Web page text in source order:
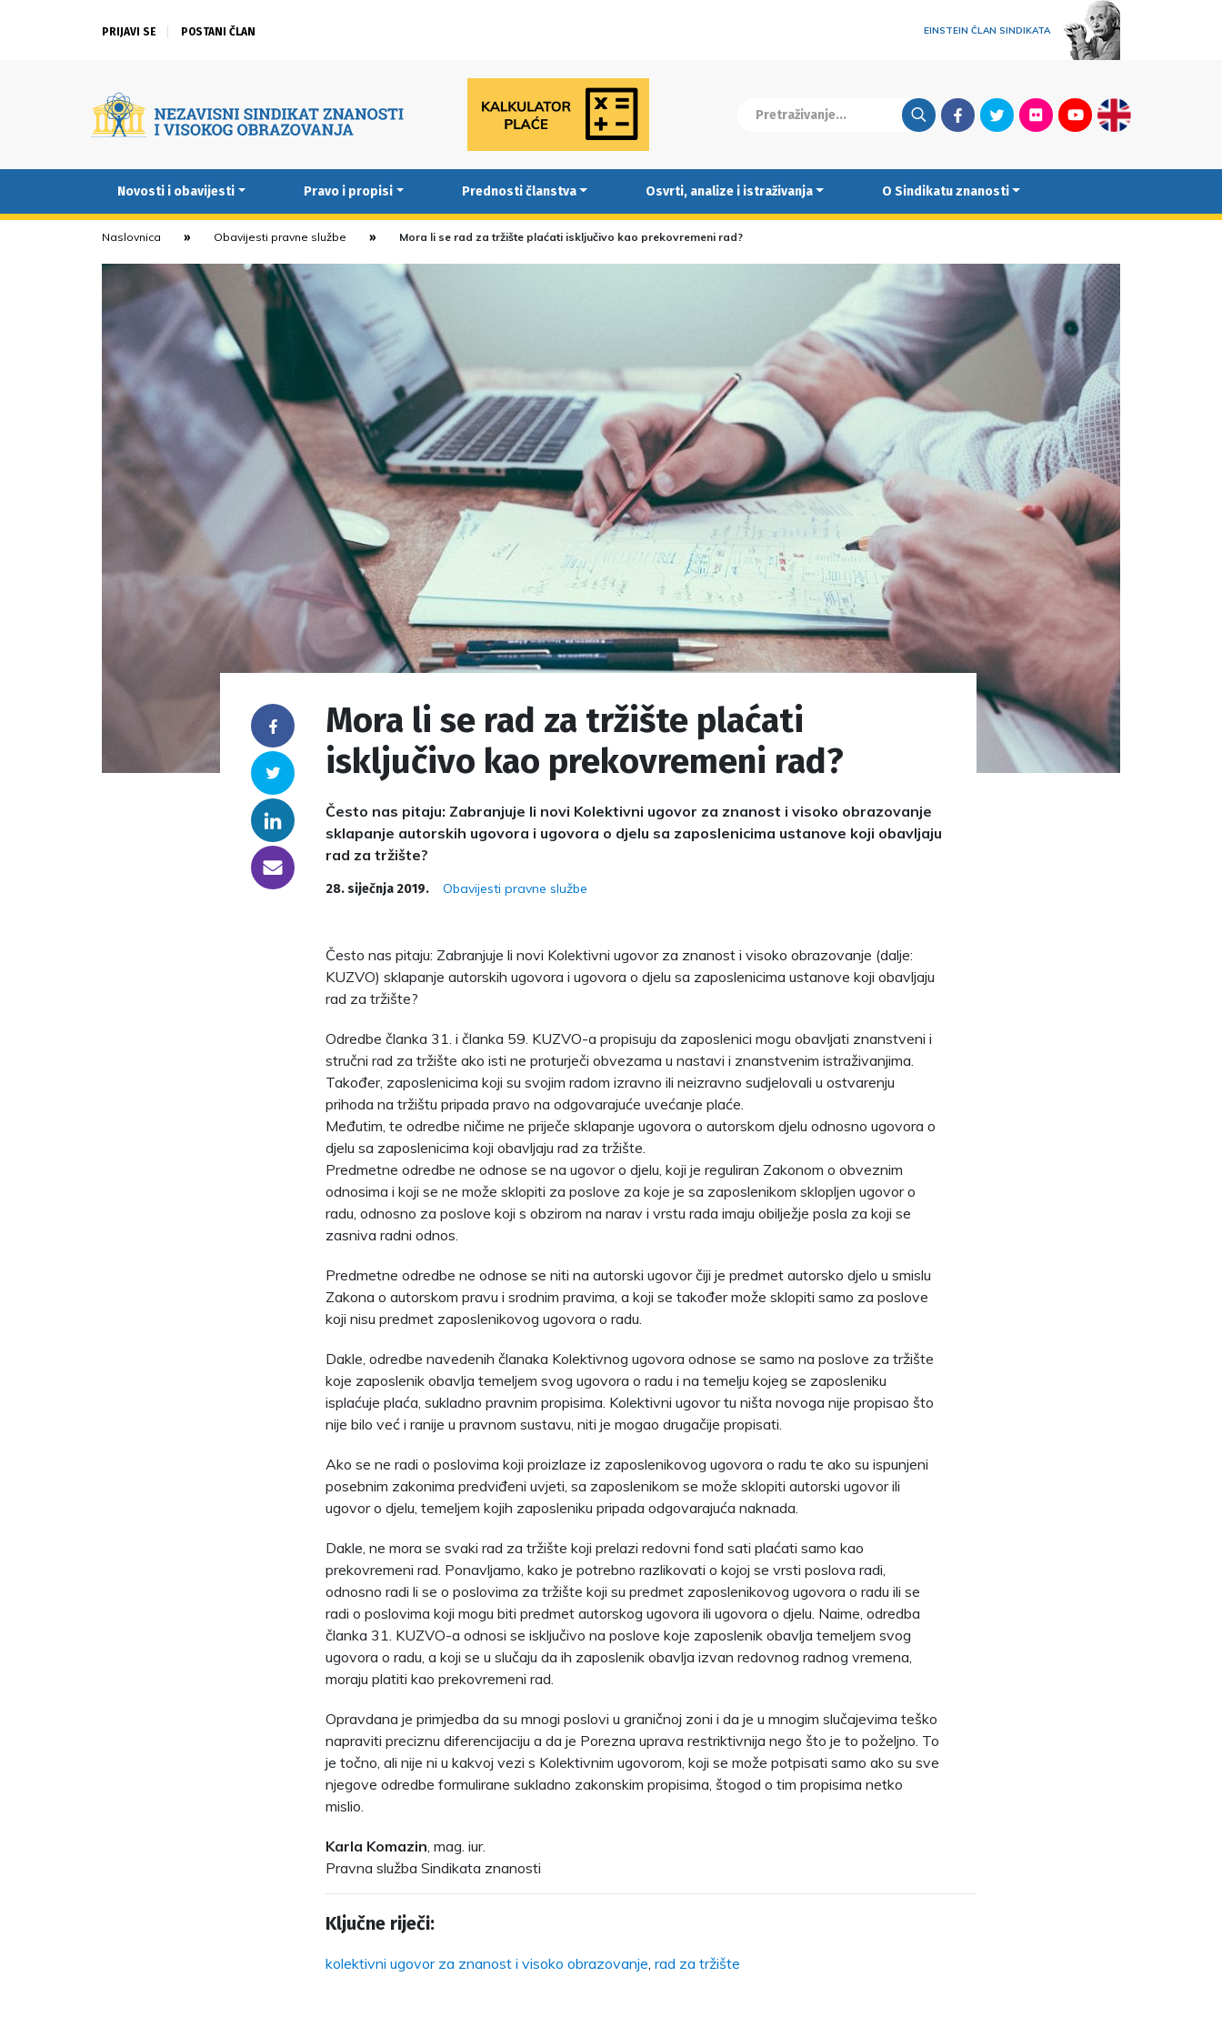
PRIJAVI SE POSTANI ČLAN EINSTEIN ČLAN SINDIKATA
FacebookTwitterFlickrYoutubeEnglish
Novosti i obavijesti Pravo i propisi Prednosti članstva Osvrti, analize i istraživanja O Sindikatu znanosti
Naslovnica Obavijesti pravne službe Mora li se rad za tržište plaćati isključivo kao prekovremeni rad?
Facebook
Twitter
Linkedin
someone@yoursite.com
Mora li se rad za tržište plaćati
isključivo kao prekovremeni rad?
Često nas pitaju: Zabranjuje li novi Kolektivni ugovor za znanost i visoko obrazovanje
sklapanje autorskih ugovora i ugovora o djelu sa zaposlenicima ustanove koji obavljaju
rad za tržište?
28. siječnja 2019. Obavijesti pravne službe
Često nas pitaju: Zabranjuje li novi Kolektivni ugovor za znanost i visoko obrazovanje (dalje:
KUZVO) sklapanje autorskih ugovora i ugovora o djelu sa zaposlenicima ustanove koji obavljaju
rad za tržište?
Odredbe članka 31. i članka 59. KUZVO-a propisuju da zaposlenici mogu obavljati znanstveni i
stručni rad za tržište ako isti ne proturječi obvezama u nastavi i znanstvenim istraživanjima.
Također, zaposlenicima koji su svojim radom izravno ili neizravno sudjelovali u ostvarenju
prihoda na tržištu pripada pravo na odgovarajuće uvećanje plaće.
Međutim, te odredbe ničime ne priječe sklapanje ugovora o autorskom djelu odnosno ugovora o
djelu sa zaposlenicima koji obavljaju rad za tržište.
Predmetne odredbe ne odnose se na ugovor o djelu, koji je reguliran Zakonom o obveznim
odnosima i koji se ne može sklopiti za poslove za koje je sa zaposlenikom sklopljen ugovor o
radu, odnosno za poslove koji s obzirom na narav i vrstu rada imaju obilježje posla za koji se
zasniva radni odnos.
Predmetne odredbe ne odnose se niti na autorski ugovor čiji je predmet autorsko djelo u smislu
Zakona o autorskom pravu i srodnim pravima, a koji se također može sklopiti samo za poslove
koji nisu predmet zaposlenikovog ugovora o radu.
Dakle, odredbe navedenih članaka Kolektivnog ugovora odnose se samo na poslove za tržište
koje zaposlenik obavlja temeljem svog ugovora o radu i na temelju kojeg se zaposleniku
isplaćuje plaća, sukladno pravnim propisima. Kolektivni ugovor tu ništa novoga nije propisao što
nije bilo već i ranije u pravnom sustavu, niti je mogao drugačije propisati.
Ako se ne radi o poslovima koji proizlaze iz zaposlenikovog ugovora o radu te ako su ispunjeni
posebnim zakonima predviđeni uvjeti, sa zaposlenikom se može sklopiti autorski ugovor ili
ugovor o djelu, temeljem kojih zaposleniku pripada odgovarajuća naknada.
Dakle, ne mora se svaki rad za tržište koji prelazi redovni fond sati plaćati samo kao
prekovremeni rad. Ponavljamo, kako je potrebno razlikovati o kojoj se vrsti poslova radi,
odnosno radi li se o poslovima za tržište koji su predmet zaposlenikovog ugovora o radu ili se
radi o poslovima koji mogu biti predmet autorskog ugovora ili ugovora o djelu. Naime, odredba
članka 31. KUZVO-a odnosi se isključivo na poslove koje zaposlenik obavlja temeljem svog
ugovora o radu, a koji se u slučaju da ih zaposlenik obavlja izvan redovnog radnog vremena,
moraju platiti kao prekovremeni rad.
Opravdana je primjedba da su mnogi poslovi u graničnoj zoni i da je u mnogim slučajevima teško
napraviti preciznu diferencijaciju a da je Porezna uprava restriktivnija nego što je to poželjno. To
je točno, ali nije ni u kakvoj vezi s Kolektivnim ugovorom, koji se može potpisati samo ako su sve
njegove odredbe formulirane sukladno zakonskim propisima, štogod o tim propisima netko
mislio.
Karla Komazin, mag. iur.
Pravna služba Sindikata znanosti
Ključne riječi:
kolektivni ugovor za znanost i visoko obrazovanje, rad za tržište